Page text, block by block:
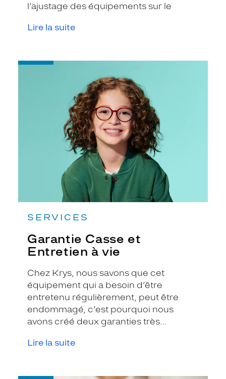
l’ajustage des équipements sur le
Lire la suite
SERVICES
Garantie Casse et
Entretien à vie
Chez Krys, nous savons que cet
équipement qui a besoin d’être
entretenu régulièrement, peut être
endommagé, c’est pourquoi nous
avons créé deux garanties très
Lire la suite
-